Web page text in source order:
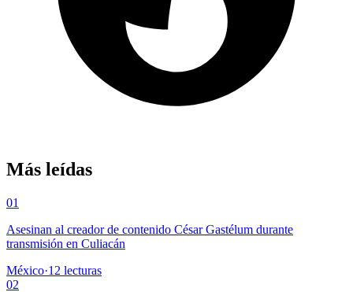
Más leídas
01
Asesinan al creador de contenido César Gastélum durante
transmisión en Culiacán
México·12 lecturas
02